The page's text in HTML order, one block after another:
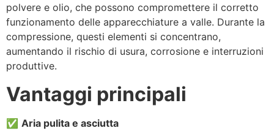
polvere e olio, che possono compromettere il corretto
funzionamento delle apparecchiature a valle. Durante la
compressione, questi elementi si concentrano,
aumentando il rischio di usura, corrosione e interruzioni
produttive.
Vantaggi principali
✅ Aria pulita e asciutta